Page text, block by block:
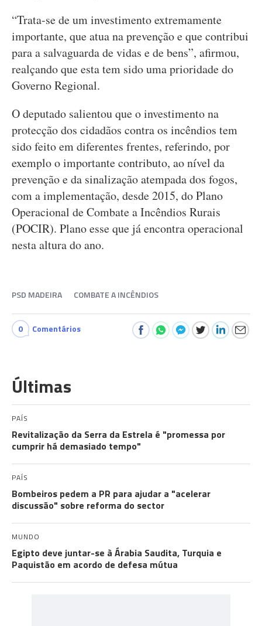
“Trata-se de um investimento extremamente
importante, que atua na prevenção e que contribui
para a salvaguarda de vidas e de bens”, afirmou,
realçando que esta tem sido uma prioridade do
Governo Regional.
O deputado salientou que o investimento na
protecção dos cidadãos contra os incêndios tem
sido feito em diferentes frentes, referindo, por
exemplo o importante contributo, ao nível da
prevenção e da sinalização atempada dos fogos,
com a implementação, desde 2015, do Plano
Operacional de Combate a Incêndios Rurais
(POCIR). Plano esse que já encontra operacional
nesta altura do ano.
PSD MADEIRA COMBATE A INCÊNDIOS
0 Comentários
Últimas
PAÍS
Revitalização da Serra da Estrela é "promessa por
cumprir há demasiado tempo"
PAÍS
Bombeiros pedem a PR para ajudar a "acelerar
discussão" sobre reforma do sector
MUNDO
Egipto deve juntar-se à Árabia Saudita, Turquia e
Paquistão em acordo de defesa mútua